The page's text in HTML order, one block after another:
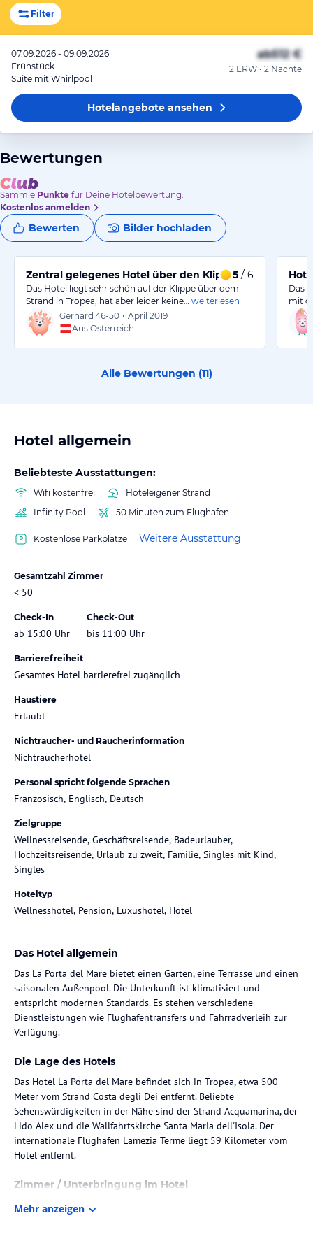
Filter
07.09.2026 - 09.09.2026
Frühstück
Suite mit Whirlpool
ab512 €
2 ERW • 2 Nächte
Hotelangeboteansehen
Bewertungen
Sammle Punkte für Deine Hotelbewertung.
Kostenlos anmelden
Bewerten Bilder hochladen
Zentral gelegenes Hotel über den Klippen
5 / 6
Das Hotel liegt sehr schön auf der Klippe über dem
Strand in Tropea, hat aber leider keine…
weiterlesen
Gerhard 46-50 • April 2019
Aus Österreich
Das
mit
Alle Bewertungen (11)
Hotel allgemein
Beliebteste Ausstattungen:
Wifi kostenfrei
Hoteleigener Strand
Infinity Pool
50 Minuten zum Flughafen
Kostenlose Parkplätze Weitere Ausstattung
Gesamtzahl Zimmer
< 50
Check-In
ab 15:00 Uhr
Check-Out
bis 11:00 Uhr
Barrierefreiheit
Gesamtes Hotel barrierefrei zugänglich
Haustiere
Erlaubt
Nichtraucher- und Raucherinformation
Nichtraucherhotel
Personal spricht folgende Sprachen
Französisch, Englisch, Deutsch
Zielgruppe
Wellnessreisende, Geschäftsreisende, Badeurlauber,
Hochzeitsreisende, Urlaub zu zweit, Familie, Singles mit Kind,
Singles
Hoteltyp
Wellnesshotel, Pension, Luxushotel, Hotel
Das Hotel allgemein
Das La Porta del Mare bietet einen Garten, eine Terrasse und einen
saisonalen Außenpool. Die Unterkunft ist klimatisiert und
entspricht modernen Standards. Es stehen verschiedene
Dienstleistungen wie Flughafentransfers und Fahrradverleih zur
Verfügung.
Die Lage des Hotels
Das Hotel La Porta del Mare befindet sich in Tropea, etwa 500
Meter vom Strand Costa degli Dei entfernt. Beliebte
Sehenswürdigkeiten in der Nähe sind der Strand Acquamarina, der
Lido Alex und die Wallfahrtskirche Santa Maria dell'Isola. Der
internationale Flughafen Lamezia Terme liegt 59 Kilometer vom
Hotel entfernt.
Zimmer / Unterbringung im Hotel
Die Zimmer sind mit einem Kleiderschrank, einem Schreibtisch,
Mehr anzeigen